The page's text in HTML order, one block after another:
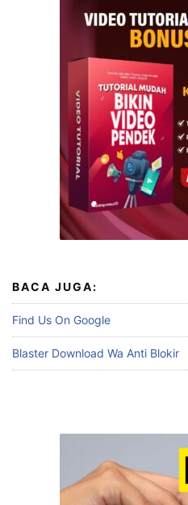
BACA JUGA:
Find Us On Google
Blaster Download Wa Anti Blokir